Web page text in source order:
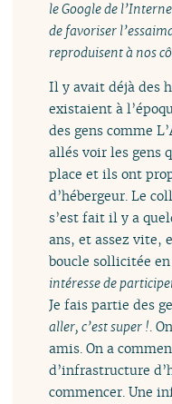
le Google de
de favoriser
reproduisent à nos
Il y avait déjà des
existaient à
des gens comme
allés voir les gens
place et ils ont
d’hébergeur. Le
s’est fait il y a
ans, et assez vite,
boucle sollicitée
intéresse de
Je fais partie des
aller, c’est super !.
amis. On a
d’infrastructure
commencer. Une